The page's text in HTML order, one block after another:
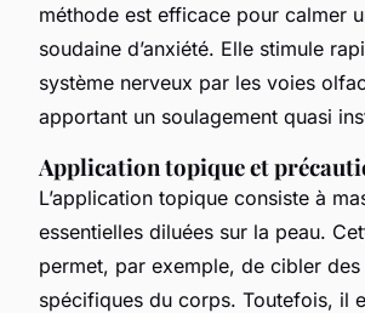
méthode est efficace pour calmer
soudaine d’anxiété. Elle stimule
système nerveux par les voies
apportant un soulagement quasi
Application topique et
L’application topique consiste à
essentielles diluées sur la peau.
permet, par exemple, de cibler des
spécifiques du corps. Toutefois, il